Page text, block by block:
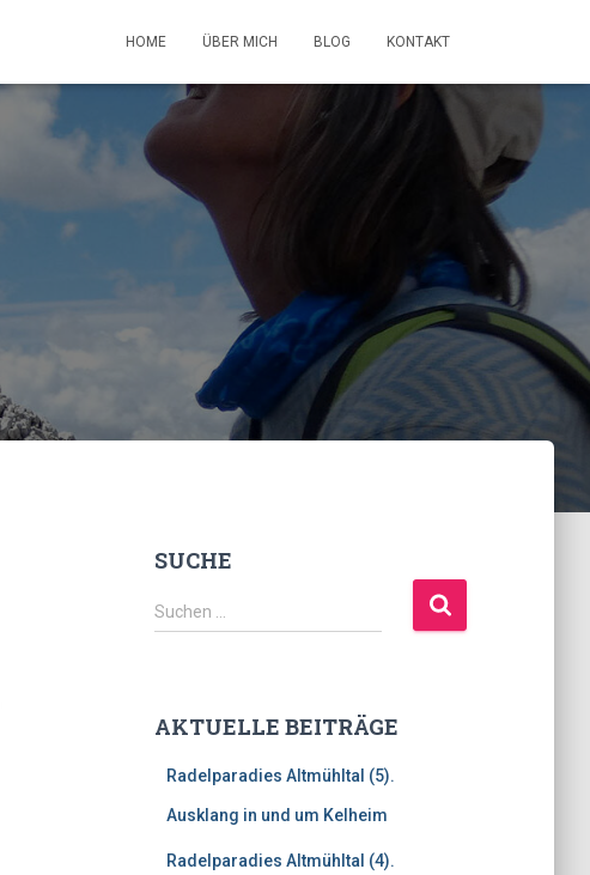
HOME ÜBER MICH BLOG KONTAKT
SUCHE
S
u
n
Suchen …
AKTUELLE BEITRÄGE
Radelparadies Altmühltal (5).
Ausklang in und um Kelheim
Radelparadies Altmühltal (4).